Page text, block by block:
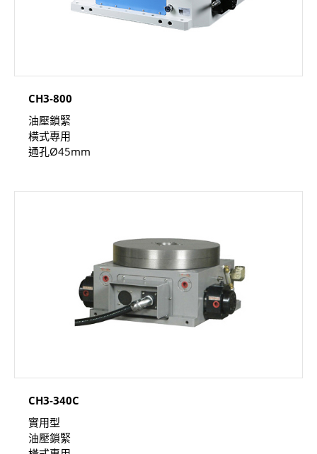
CH3-800
油壓鎖緊
橫式專用
通孔Ø45mm
CH3-340C
實用型
油壓鎖緊